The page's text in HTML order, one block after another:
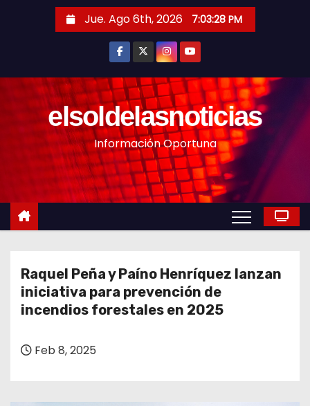
n
Jue. Ago 6th, 2026 7:03:30 PM
elsoldelasnoticias
Información Oportuna
Raquel Peña y Paíno Henríquez lanzan
iniciativa para prevención de
incendios forestales en 2025
Feb 8, 2025